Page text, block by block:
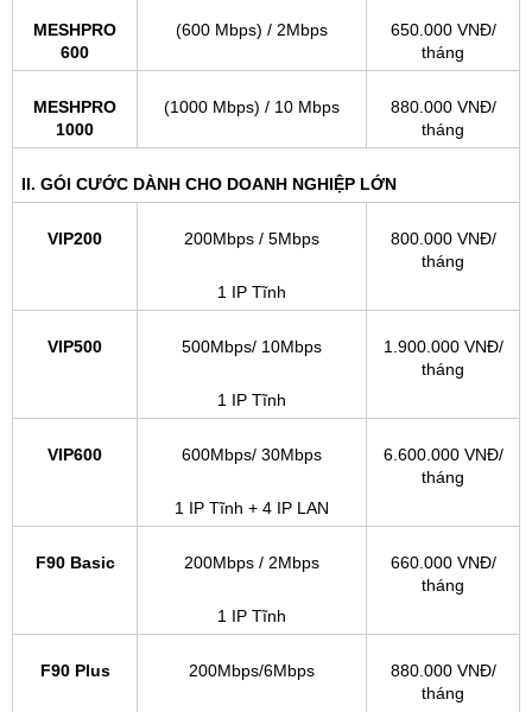
MESHPRO
600
(600 Mbps) / 2Mbps
650.000 VNĐ/
tháng
MESHPRO
1000
(1000 Mbps) / 10 Mbps
880.000 VNĐ/
tháng
II. GÓI CƯỚC DÀNH CHO DOANH NGHIỆP LỚN
VIP200 200Mbps / 5Mbps
1 IP Tĩnh
800.000 VNĐ/
tháng
VIP500 500Mbps/ 10Mbps
1 IP Tĩnh
1.900.000 VNĐ/
tháng
VIP600 600Mbps/ 30Mbps
1 IP Tĩnh + 4 IP LAN
6.600.000 VNĐ/
tháng
F90 Basic 200Mbps / 2Mbps
1 IP Tĩnh
660.000 VNĐ/
tháng
F90 Plus 200Mbps/6Mbps
880.000 VNĐ/
tháng